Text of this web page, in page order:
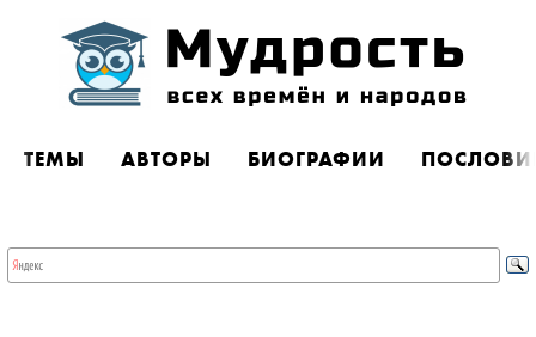
ТЕМЫ АВТОРЫ БИОГРАФИИ